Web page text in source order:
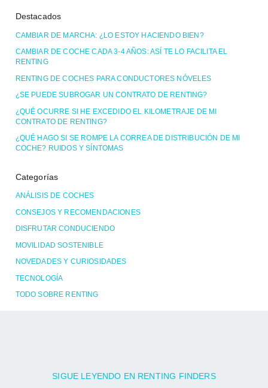
Destacados
CAMBIAR DE MARCHA: ¿LO ESTOY HACIENDO BIEN?
CAMBIAR DE COCHE CADA 3-4 AÑOS: ASÍ TE LO FACILITA EL
RENTING
RENTING DE COCHES PARA CONDUCTORES NÓVELES
¿SE PUEDE SUBROGAR UN CONTRATO DE RENTING?
¿QUÉ OCURRE SI HE EXCEDIDO EL KILOMETRAJE DE MI
CONTRATO DE RENTING?
¿QUÉ HAGO SI SE ROMPE LA CORREA DE DISTRIBUCIÓN DE MI
COCHE? RUIDOS Y SÍNTOMAS
Categorías
ANÁLISIS DE COCHES
CONSEJOS Y RECOMENDACIONES
DISFRUTAR CONDUCIENDO
MOVILIDAD SOSTENIBLE
NOVEDADES Y CURIOSIDADES
TECNOLOGÍA
TODO SOBRE RENTING
SIGUE LEYENDO EN RENTING FINDERS